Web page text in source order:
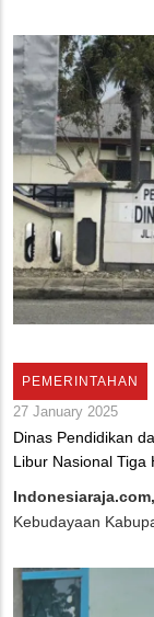
PEMERINTAHAN
27 January 2025
Dinas Pendidikan
Libur Nasional Tiga
Kebudayaan